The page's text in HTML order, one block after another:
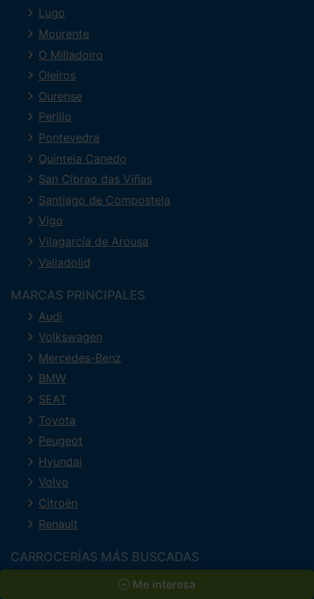
Me interesa
Lugo
Mourente
O Milladoiro
Oleiros
Ourense
Perillo
Pontevedra
Quintela Canedo
San Cibrao das Viñas
Santiago de Compostela
Vigo
Vilagarcía de Arousa
Valladolid
MARCAS PRINCIPALES
Audi
Volkswagen
Mercedes-Benz
BMW
SEAT
Toyota
Peugeot
Hyundai
Volvo
Citroën
Renault
CARROCERÍAS MÁS BUSCADAS